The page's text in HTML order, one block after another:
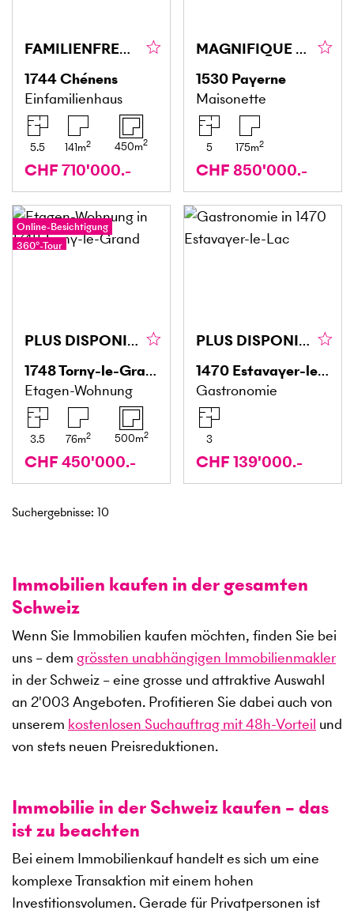
FAMILIENFREUNDLICH MIT GARTEN
1744Chénens
Einfamilienhaus
5.5 141m2 450m2
CHF 710'000.-
MAGNIFIQUE DUPLEX ATYPIQUE ET SPACIEUX
1530 Payerne
Maisonette
5 175m2
CHF 850'000.-
Online-Besichtigung
360°-Tour
PLUS DISPONIBLE
1748Torny-le-Grand
Etagen-Wohnung
3.5 76m2 500m2
CHF 450'000.-
PLUS DISPONIBLE
1470 Estavayer-le-Lac
Gastronomie
3
CHF 139'000.-
Suchergebnisse: 10
Immobilien kaufen in der gesamten
Schweiz
Wenn Sie Immobilien kaufen möchten, finden Sie bei
uns – dem grössten unabhängigen Immobilienmakler
in der Schweiz – eine grosse und attraktive Auswahl
an 2'003 Angeboten. Profitieren Sie dabei auch von
unserem kostenlosen Suchauftrag mit 48h-Vorteil und
von stets neuen Preisreduktionen.
Immobilie in der Schweiz kaufen – das
ist zu beachten
Bei einem Immobilienkauf handelt es sich um eine
komplexe Transaktion mit einem hohen
Investitionsvolumen. Gerade für Privatpersonen ist